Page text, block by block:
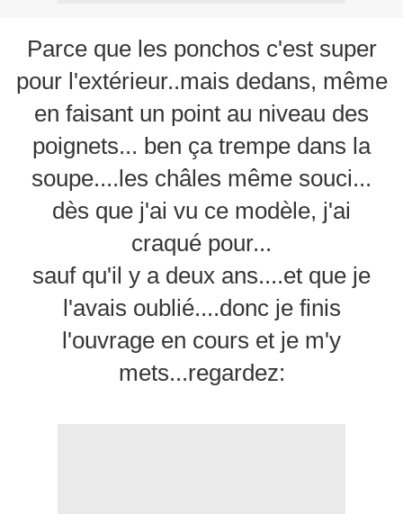
Parce que les ponchos c'est super
pour l'extérieur..mais dedans, même
en faisant un point au niveau des
poignets... ben ça trempe dans la
soupe....les châles même souci...
dès que j'ai vu ce modèle, j'ai
craqué pour...
sauf qu'il y a deux ans....et que je
l'avais oublié....donc je finis
l'ouvrage en cours et je m'y
mets...regardez: